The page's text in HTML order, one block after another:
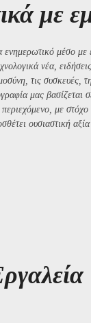
με
μέσο με
νέα,
τις συσκευές,
μας βασίζεται
με στόχο
ουσιαστική